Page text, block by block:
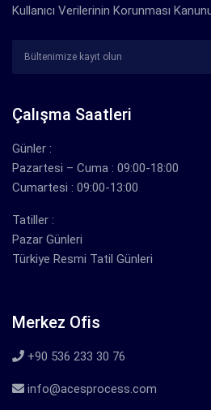
Kullanıcı Verilerinin Korunması
Çalışma Saatleri
Günler :
Pazartesi – Cuma : 09:00-18:00
Cumartesi : 09:00-13:00
Tatiller :
Pazar Günleri
Türkiye Resmi Tatil Günleri
Merkez Ofis
+90 536 233 30 76
info@acesprocess.com